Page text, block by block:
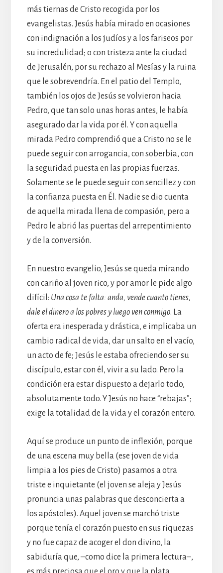
más tiernas de Cristo recogida por los
evangelistas. Jesús había mirado en ocasiones
con indignación a los judíos y a los fariseos por
su incredulidad; o con tristeza ante la ciudad
de Jerusalén, por su rechazo al Mesías y la ruina
que le sobrevendría. En el patio del Templo,
también los ojos de Jesús se volvieron hacia
Pedro, que tan solo unas horas antes, le había
asegurado dar la vida por él. Y con aquella
mirada Pedro comprendió que a Cristo no se le
puede seguir con arrogancia, con soberbia, con
la seguridad puesta en las propias fuerzas.
Solamente se le puede seguir con sencillez y con
la confianza puesta en Él. Nadie se dio cuenta
de aquella mirada llena de compasión, pero a
Pedro le abrió las puertas del arrepentimiento
y de la conversión.
En nuestro evangelio, Jesús se queda mirando
con cariño al joven rico, y por amor le pide algo
difícil: Una cosa te falta: anda, vende cuanto tienes,
dale el dinero a los pobres y luego ven conmigo. La
oferta era inesperada y drástica, e implicaba un
cambio radical de vida, dar un salto en el vacío,
un acto de fe; Jesús le estaba ofreciendo ser su
discípulo, estar con él, vivir a su lado. Pero la
condición era estar dispuesto a dejarlo todo,
absolutamente todo. Y Jesús no hace “rebajas”;
exige la totalidad de la vida y el corazón entero.
Aquí se produce un punto de inflexión, porque
de una escena muy bella (ese joven de vida
limpia a los pies de Cristo) pasamos a otra
triste e inquietante (el joven se aleja y Jesús
pronuncia unas palabras que desconcierta a
los apóstoles). Aquel joven se marchó triste
porque tenía el corazón puesto en sus riquezas
y no fue capaz de acoger el don divino, la
sabiduría que, –como dice la primera lectura–,